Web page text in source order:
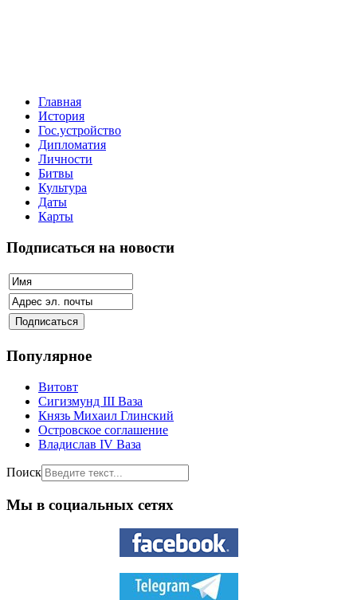
Главная
История
Гос.устройство
Дипломатия
Личности
Битвы
Культура
Даты
Карты
Подписаться на новости
Популярное
Витовт
Сигизмунд III Ваза
Князь Михаил Глинский
Островское соглашение
Владислав IV Ваза
Поиск
Мы в социальных сетях